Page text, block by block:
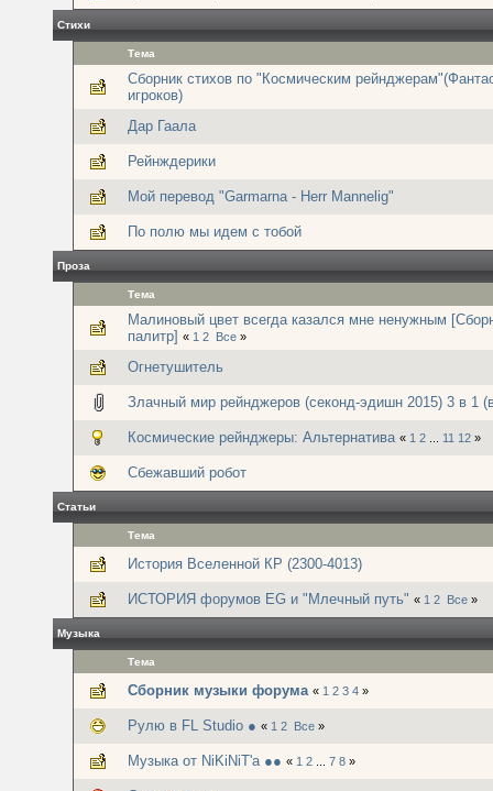
Стихи
Тема
Сборник стихов по "Космическим
игроков)
Дар Гаала
Рейнждерики
Мой перевод "Garmarna - Herr Mannelig"
По полю мы идем с тобой
Проза
Тема
Малиновый цвет всегда казался мне ненужным
палитр] « 1 2 Все »
Огнетушитель
Злачный мир рейнджеров (секонд-эдишн 2015) 3 в 1
Космические рейнджеры: Альтернатива « 1 2 11 12 »
Сбежавший робот
Статьи
Тема
История Вселенной КР (2300-4013)
ИСТОРИЯ форумов EG и "Млечный путь" « 1 2 Все »
Музыка
Тема
Сборник музыки форума « 1 2 3 4 »
Рулю в FL Studio ● « 1 2 Все »
Музыка от NiKiNiT'а ●● « 1 2 7 8 »